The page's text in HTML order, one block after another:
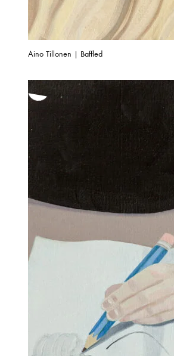
Aino Tillonen | Baffled